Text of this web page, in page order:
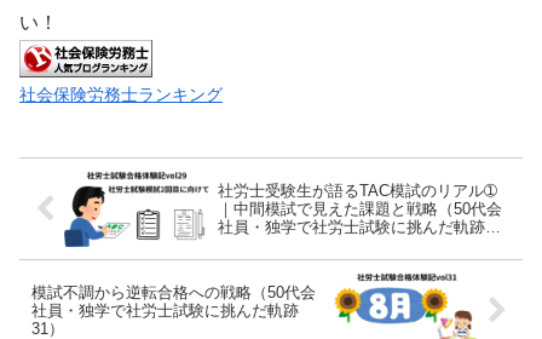
い！
社会保険労務士ランキング
社労士受験生が語るTAC模試のリアル➀
｜中間模試で見えた課題と戦略（50代会
社員・独学で社労士試験に挑んだ軌跡
模試不調から逆転合格への戦略（50代会
社員・独学で社労士試験に挑んだ軌跡
31）